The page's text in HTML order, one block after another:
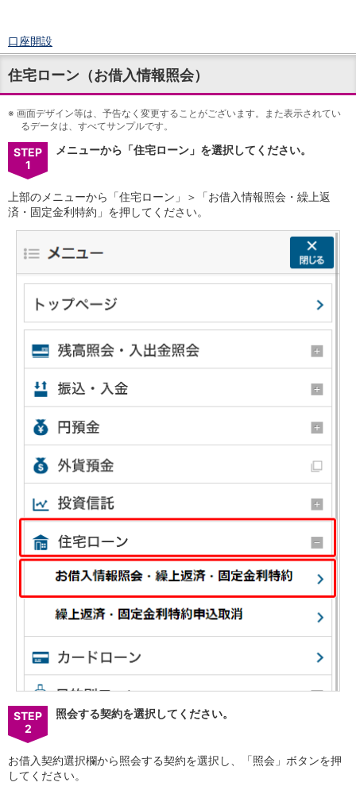
口座開設
ログイン
チャット
メニュー
商品・サービス
預金
円預金TOP
普通預金
積立式定期預金
外貨預金TOP
外貨定期預金
外貨普通預金積立
投資信託TOP
証券口座開設
投信つみたて
NISA
金銭信託
金銭信託のしくみ
iDeCo・国民年金基金
iDeCo（個人型確定拠出年金）
国民年金基金
ロボアドバイザークラウドファンディングTOP
WealthNavi for イオン銀行（ロボアドバイザー）
funds
まいクラウドファンディング
ローン
住宅ローン
お借換えの方
カードローン
目的別ローン
目的別ローンマイページ
保険
保険TOP
医療保険
住宅ローン（お借入情報照会）
※ 画面デザイン等は、予告なく変更することがございます。また表示されてい
るデータは、すべてサンプルです。
STEP
1
メニューから「住宅ローン」を選択してください。
上部のメニューから「住宅ローン」＞「お借入情報照会・繰上返
済・固定金利特約」を押してください。
STEP
2
照会する契約を選択してください。
お借入契約選択欄から照会する契約を選択し、「照会」ボタンを押
してください。